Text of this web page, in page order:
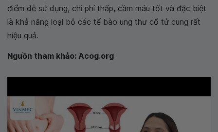
điểm dễ sử dụng, chi phí thấp, cầm máu tốt và đặc biệt
là khả năng loại bỏ các tế bào ung thư cổ tử cung rất
hiệu quả.
Nguồn tham khảo: Acog.org